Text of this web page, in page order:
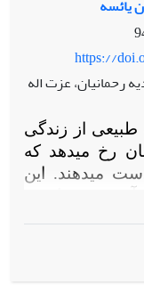
یائسه
https://
رحمانیان، عزت اله
از زندگی
رخ می­دهد که
می­دهند. این
روانی -
یائسه اجرا